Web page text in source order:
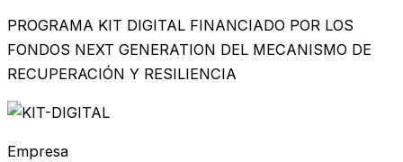
PROGRAMA KIT DIGITAL FINANCIADO POR LOS
FONDOS NEXT GENERATION DEL MECANISMO DE
RECUPERACIÓN Y RESILIENCIA
Empresa